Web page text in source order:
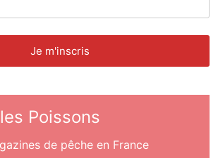
Poissons
de pêche en France